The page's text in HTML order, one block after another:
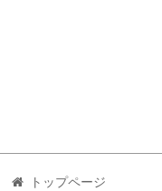
トップページ